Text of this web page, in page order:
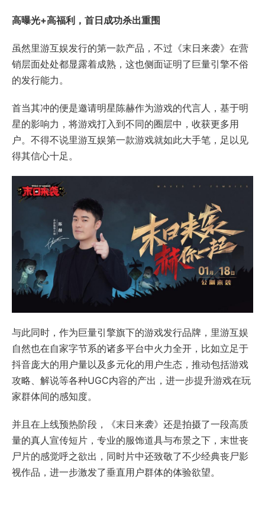
高曝光+高福利，首日成功杀出重围
虽然里游互娱发行的第一款产品，不过《末日来袭》在营
销层面处处都显露着成熟，这也侧面证明了巨量引擎不俗
的发行能力。
首当其冲的便是邀请明星陈赫作为游戏的代言人，基于明
星的影响力，将游戏打入到不同的圈层中，收获更多用
户。不得不说里游互娱第一款游戏就如此大手笔，足以见
得其信心十足。
与此同时，作为巨量引擎旗下的游戏发行品牌，里游互娱
自然也在自家字节系的诸多平台中火力全开，比如立足于
抖音庞大的用户量以及多元化的用户生态，推动包括游戏
攻略、解说等各种UGC内容的产出，进一步提升游戏在玩
家群体间的感知度。
并且在上线预热阶段，《末日来袭》还是拍摄了一段高质
量的真人宣传短片，专业的服饰道具与布景之下，末世丧
尸片的感觉呼之欲出，同时片中还致敬了不少经典丧尸影
视作品，进一步激发了垂直用户群体的体验欲望。